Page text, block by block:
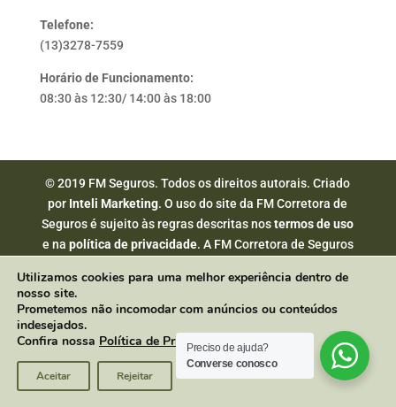
Telefone:
(13)3278-7559
Horário de Funcionamento:
08:30 às 12:30/ 14:00 às 18:00
© 2019 FM Seguros. Todos os direitos autorais. Criado
por Inteli Marketing. O uso do site da FM Corretora de
Seguros é sujeito às regras descritas nostermos de uso
e na política de privacidade. A FM Corretora de Seguros
Utilizamos cookies para uma melhor experiência dentro de
nosso site.
Prometemos não incomodar com anúncios ou conteúdos
indesejados.
Confira nossa Política de Privacidade.
Aceitar Rejeitar
Preciso de ajuda?
Converse conosco